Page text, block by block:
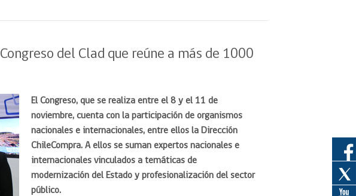
Convenio Marco
Trato directo
Subasta inversa
electrónica proveedor
Archivo de noticias
Boletines
ChileCompra
del Clad que reúne a más de 1000
El Congreso, que se realiza entre el 8 y el 11 de
noviembre, cuenta con la participación de organismos
nacionales e internacionales, entre ellos la Dirección
ChileCompra. A ellos se suman expertos nacionales e
internacionales vinculados a temáticas de
modernización del Estado y profesionalización del sector
público.